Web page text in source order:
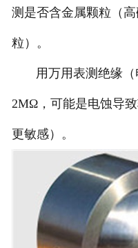
测是否含金属颗粒（
粒）。
用万用表测绝缘（
2MΩ，可能是电蚀导
更敏感）。